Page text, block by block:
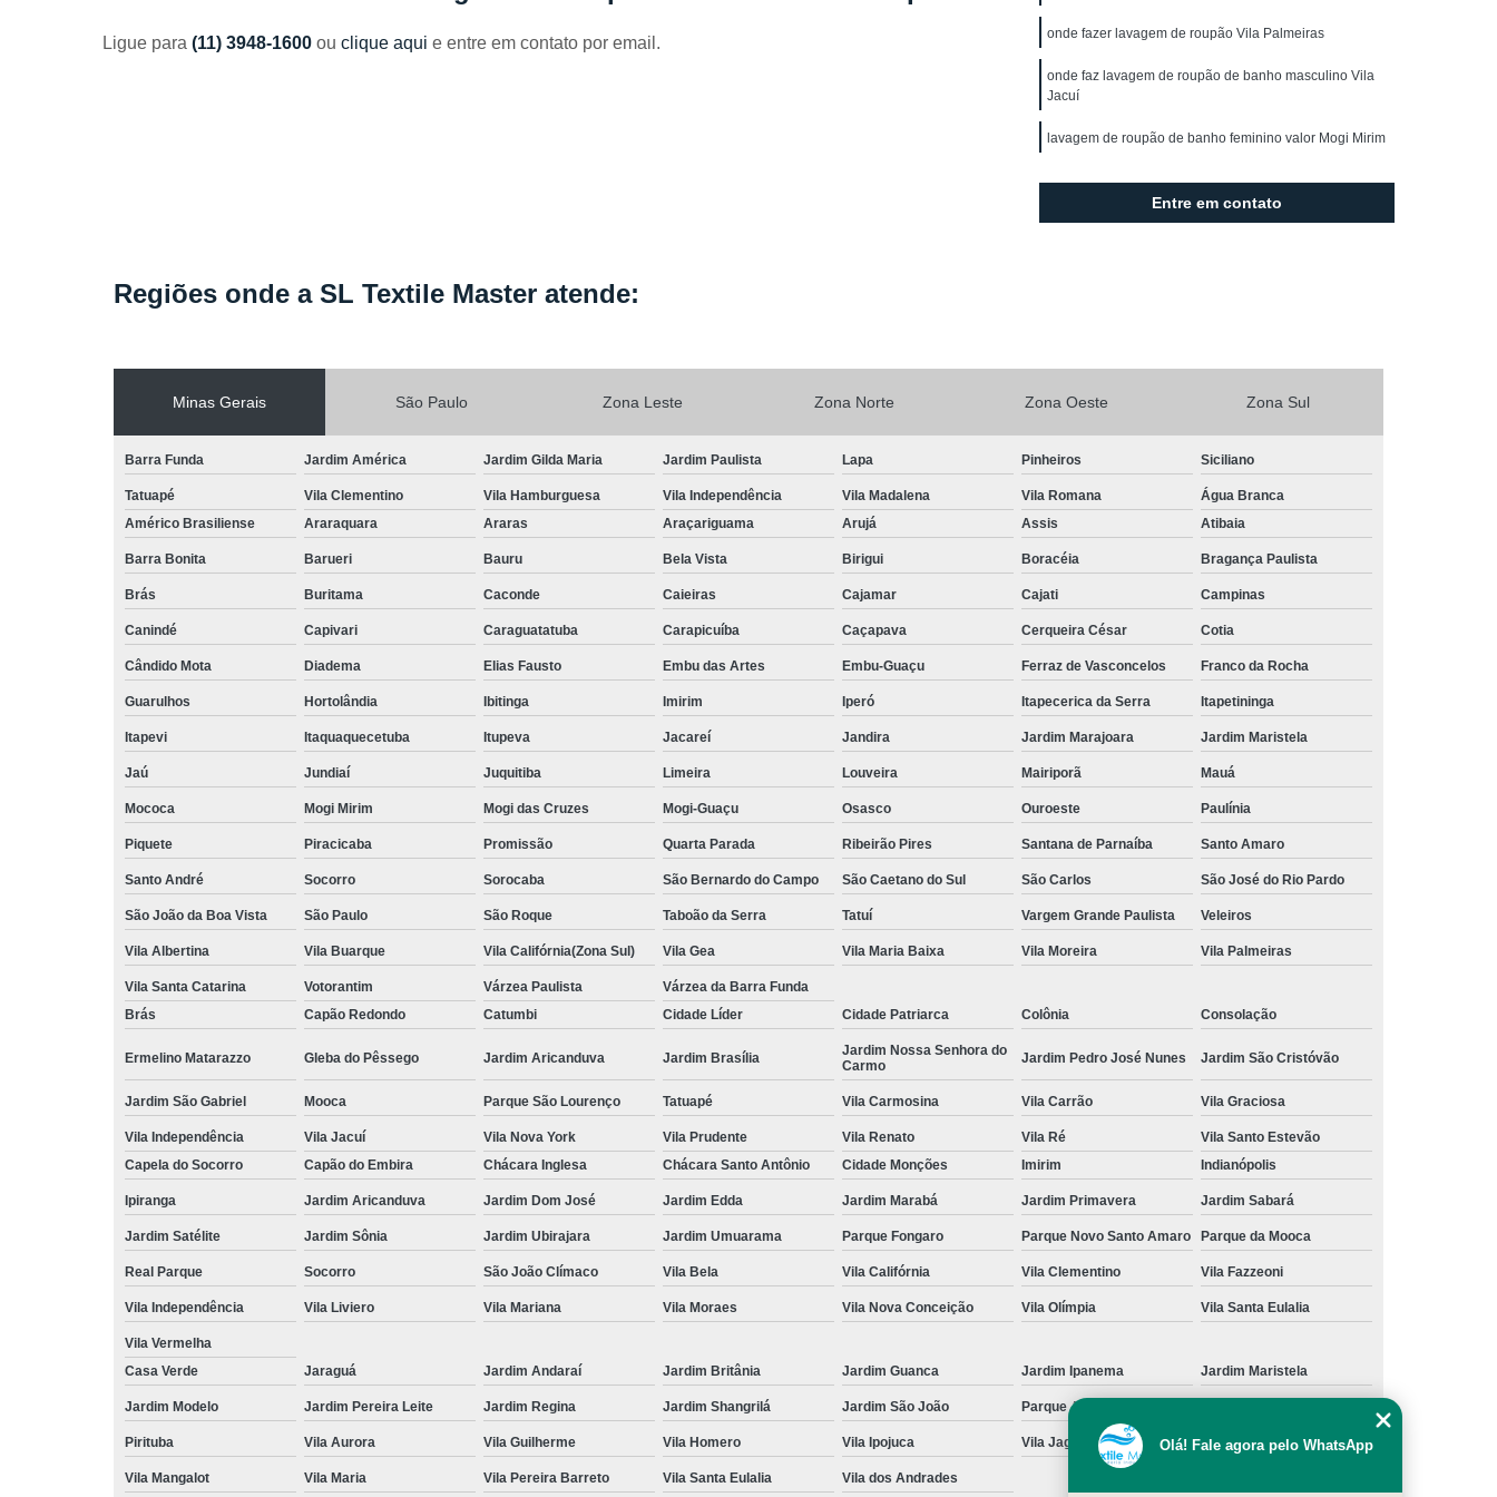
industriais
Locação de Capa de Cabeleireiro
Locação de Capa de Corte
Locação de Capa para Barbeiro
Locação de Capa para Corte de Cabelo
Locação de Kimono Infantil
Locação de Lençol Queen
Locação de Lençol São Paulo
Locação de Lençol Solteiro
Aluguel de Toalha de Banho Adulto
Aluguel de Toalha de Banho Branca
Aluguel de Toalha de Banho Casal
Aluguel Toalha de Banho Fio Penteado
Locação de Toalha de Banho
Locação de Toalha de Banho Algodão
Locação de Toalha de Banho e Rosto
Locação de Toalha de Banho Grande
Locação de Toalha de Banho Industrial
Aluguel de Toalha Branca Manicure
Aluguel de Toalha de Pedicure
Aluguel de Toalha para Manicure Branca
Locação de Toalha de Manicure
Locação de Toalha de Manicure Branca
Locação de Toalha Manicure Pedicure
Locação de Toalha para Manicure
Locação de Toalha para Manicure e Pedicure
Locação de Toalha para Pedicure
Locação de Toalha para Pedicure e Manicure
Locação de Toalhas de Manicure Grande São Paulo
Locação de Toalhas de Manicure São Paulo
Locação de Toalha Banho e Rosto
Locação de Toalha Branca de Rosto
Locação de Toalha de Rosto
Locação de Toalha de Rosto Branca
Locação de Toalha de Rosto e Banho
Locação de Toalha de Rosto Grande São Paulo
Locação de Toalha de Rosto para Salão
Locação de Toalha de Rosto Pequena
Locação de Toalha de Rosto São Paulo
Locação de Toalha para Rosto
Locação de Toalha Rosto Branca
Aluguel de Toalha Industrial Nova
Aluguel de Toalha Industrial Virgem
Aluguel de Toalha para Banheiro
Locação de Toalha Industrial Grande São Paulo
Locação de Toalha Industrial Relavada
Locação de Toalha Industrial São Paulo
Locação de Toalha para Salão de Beleza
Manta Absorção de óleo
Manta Absorvente Azul
Manta Absorvente de óleo
Manta Absorvente Grande São Paulo
Manta Absorvente Industrial
Ligue para (11) 3948-1600 ou clique aqui e entre em contato por email. onde fazer lavagem de roupão Vila Palmeiras
onde faz lavagem de roupão de banho masculino Vila
Jacuí
lavagem de roupão de banho feminino valor Mogi Mirim
Entre em contato
Regiões onde a SL Textile Master atende:
Minas Gerais São Paulo Zona Leste Zona Norte Zona Oeste Zona Sul
Barra Funda Jardim América Jardim Gilda Maria Jardim Paulista Lapa Pinheiros Siciliano
Tatuapé Vila Clementino Vila Hamburguesa Vila Independência Vila Madalena Vila Romana
Água Branca
Américo Brasiliense
Araraquara Araras Araçariguama Arujá Assis Atibaia
Barra Bonita Barueri Bauru Bela Vista Birigui Boracéia Bragança Paulista
Brás Buritama Caconde Caieiras Cajamar Cajati Campinas
Canindé Capivari Caraguatatuba Carapicuíba Caçapava Cerqueira César Cotia
Cândido Mota Diadema Elias Fausto Embu das Artes Embu-Guaçu Ferraz de Vasconcelos Franco da Rocha
Guarulhos Hortolândia Ibitinga Imirim Iperó Itapecerica da Serra Itapetininga
Itapevi Itaquaquecetuba Itupeva Jacareí Jandira Jardim Marajoara Jardim Maristela
Jaú Jundiaí Juquitiba Limeira Louveira Mairiporã Mauá
Mococa Mogi Mirim Mogi das Cruzes Mogi-Guaçu Osasco Ouroeste Paulínia
Piquete Piracicaba Promissão Quarta Parada Ribeirão Pires Santana de Parnaíba Santo Amaro
Santo André Socorro Sorocaba São Bernardo do Campo São Caetano do Sul São Carlos São José do Rio Pardo
São João da Boa Vista São Paulo São Roque Taboão da Serra Tatuí Vargem Grande Paulista Veleiros
Vila Albertina Vila Buarque Vila Califórnia(Zona Sul) Vila Gea Vila Maria Baixa Vila Moreira Vila Palmeiras
Vila Santa Catarina Votorantim Várzea Paulista
Várzea da Barra Funda
Brás
Capão Redondo Catumbi Cidade Líder Cidade Patriarca Colônia Consolação
Ermelino Matarazzo Gleba do Pêssego Jardim Aricanduva Jardim Brasília
Jardim Nossa Senhora do
Carmo
Jardim Pedro José Nunes Jardim São Cristóvão
Jardim São Gabriel Mooca Parque São Lourenço Tatuapé Vila Carmosina Vila Carrão Vila Graciosa
Vila Independência Vila Jacuí Vila Nova York Vila Prudente Vila Renato Vila Ré
Vila Santo Estevão
Capela do Socorro
Capão do Embira Chácara Inglesa Chácara Santo Antônio Cidade Monções Imirim Indianópolis
Ipiranga Jardim Aricanduva Jardim Dom José Jardim Edda Jardim Marabá Jardim Primavera Jardim Sabará
Jardim Satélite Jardim Sônia Jardim Ubirajara Jardim Umuarama Parque Fongaro Parque Novo Santo Amaro Parque da Mooca
Real Parque Socorro São João Clímaco Vila Bela Vila Califórnia Vila Clementino Vila Fazzeoni
Vila Independência Vila Liviero Vila Mariana Vila Moraes Vila Nova Conceição Vila Olímpia Vila Santa Eulalia
Vila Vermelha
Casa Verde
Jaraguá Jardim Andaraí Jardim Britânia Jardim Guanca Jardim Ipanema Jardim Maristela
Jardim Modelo Jardim Pereira Leite Jardim Regina Jardim Shangrilá Jardim São João Parque Anhangüera
Pirituba Vila Aurora Vila Guilherme Vila Homero Vila Ipojuca Vila Jaguara Vila Jaraguá
Vila Mangalot Vila Maria Vila Pereira Barreto Vila Santa Eulalia Vila dos Andrades
Olá! Fale agora pelo WhatsApp